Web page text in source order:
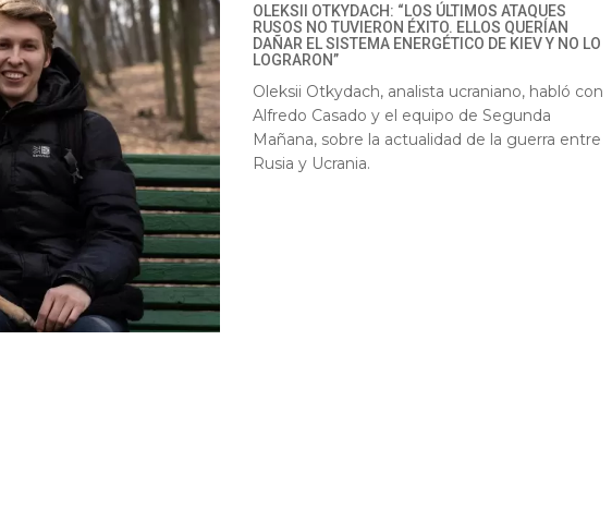
OLEKSII OTKYDACH: “LOS ÚLTIMOS ATAQUES
RUSOS NO TUVIERON ÉXITO. ELLOS QUERÍAN
DAÑAR EL SISTEMA ENERGÉTICO DE KIEV Y NO LO
LOGRARON”
Oleksii Otkydach, analista ucraniano, habló con
Alfredo Casado y el equipo de Segunda
Mañana, sobre la actualidad de la guerra entre
Rusia y Ucrania.